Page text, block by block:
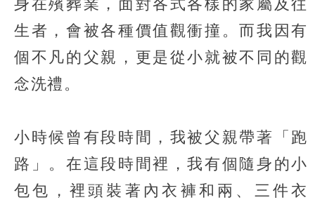
身在殯葬業，面對各式各樣的家屬及往
生者，會被各種價值觀衝撞。而我因有
個不凡的父親，更是從小就被不同的觀
念洗禮。
小時候曾有段時間，我被父親帶著「跑
路」。在這段時間裡，我有個隨身的小
包包，裡頭裝著內衣褲和兩、三件衣